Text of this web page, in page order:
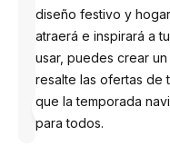
Diseñado
por
Anastasiia
diseño festivo y
atraerá e inspirará a
usar, puedes crear
resalte las ofertas de
que la temporada
para todos.